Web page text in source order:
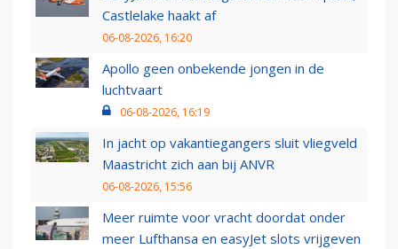
Castlelake haakt af
06-08-2026, 16:20
Apollo geen onbekende jongen in de
luchtvaart
06-08-2026, 16:19
In jacht op vakantiegangers sluit vliegveld
Maastricht zich aan bij ANVR
06-08-2026, 15:56
Meer ruimte voor vracht doordat onder
meer Lufthansa en easyJet slots vrijgeven